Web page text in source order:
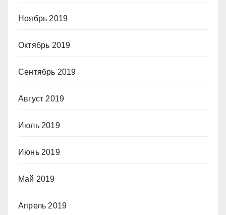
Ноябрь 2019
Октябрь 2019
Сентябрь 2019
Август 2019
Июль 2019
Июнь 2019
Май 2019
Апрель 2019